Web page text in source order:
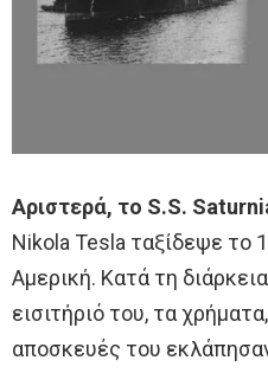
Αριστερά, το S.S.
Nikola Tesla ταξίδεψε το
Αμερική. Κατά τη
εισιτήριό του, τα
αποσκευές του